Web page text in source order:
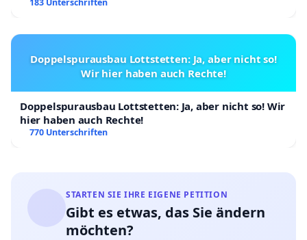
Doppelspurausbau Lottstetten: Ja, aber nicht so!
Wir hier haben auch Rechte!
Doppelspurausbau Lottstetten: Ja, aber nicht so! Wir
hier haben auch Rechte!
770 Unterschriften
STARTEN SIE IHRE EIGENE PETITION
Gibt es etwas, das Sie ändern
möchten?